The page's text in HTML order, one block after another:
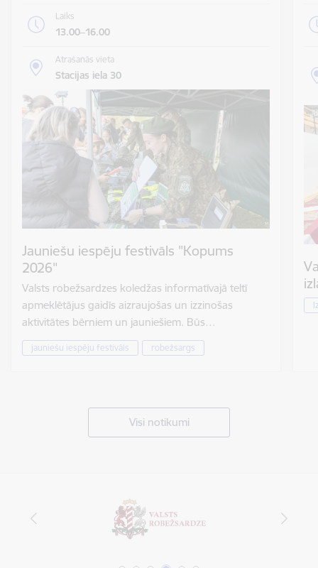
Laiks
13.00–16.00
Atrašanās vieta
Stacijas iela 30
Jauniešu iespēju festivāls "Kopums
2026"
Valsts robežsardzes koledžas informatīvajā teltī
apmeklētājus gaidīs aizraujošas un izzinošas
aktivitātes bērniem un jauniešiem. Būs…
jauniešu iespēju festivāls robežsargs
Visi notikumi